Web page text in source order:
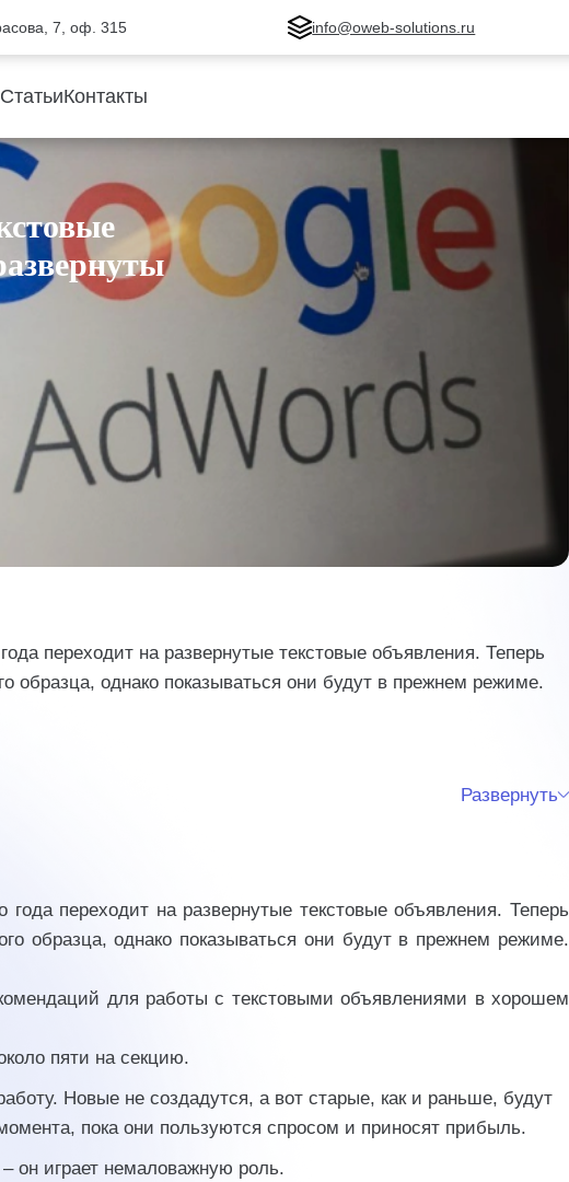
7, оф. 315 info@oweb-solutions.ru
СтатьиКонтакты
переходит на развернутые текстовые объявления. Теперь
образца, однако показываться они будут в прежнем режиме.
Развернуть
переходит на развернутые текстовые объявления. Теперь
образца, однако показываться они будут в прежнем режиме.
для работы с текстовыми объявлениями в хорошем
пяти на секцию.
Новые не создадутся, а вот старые, как и раньше, будут
пока они пользуются спросом и приносят прибыль.
он играет немаловажную роль.